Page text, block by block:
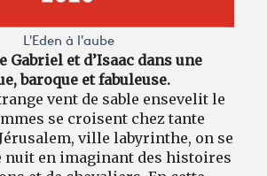
L'Eden à l'aube
Gabriel et d’Isaac dans une
baroque et fabuleuse.
vent de sable ensevelit le
se croisent chez tante
ville labyrinthe, on se
nuit en imaginant des histoires